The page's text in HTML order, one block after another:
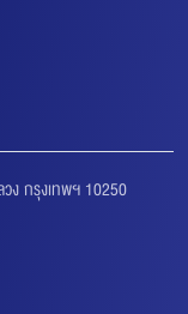
ง กรุงเทพฯ 10250